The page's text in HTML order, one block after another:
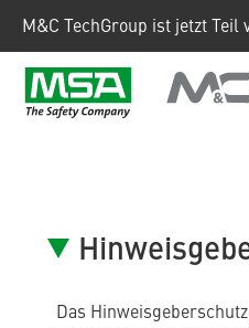
M&C TechGroup ist jetzt Teil
Das